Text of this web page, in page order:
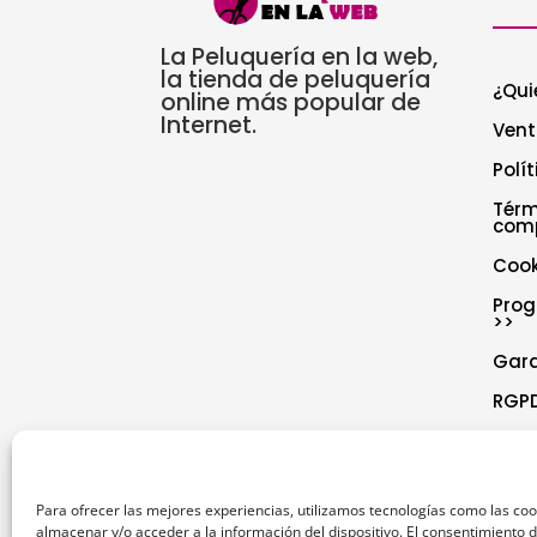
Para ofrecer las mejores experiencias, utilizamos tecnologías como las
almacenar y/o acceder a la información del dispositivo. El consentimiento
La Peluquería en la web,
la tienda de peluquería
online más popular de
Internet.
>>